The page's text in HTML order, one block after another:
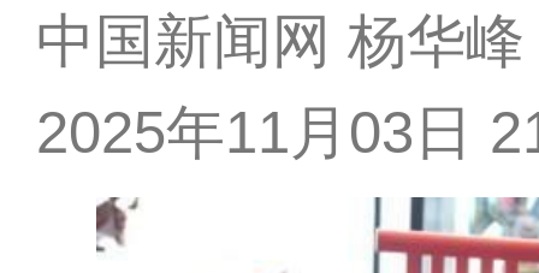
中国新闻网 杨华峰
2025年11月03日